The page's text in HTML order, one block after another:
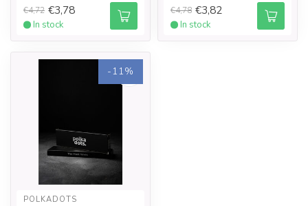
€4,72 €3,78
In stock
€4,78 €3,82
In stock
-11%
POLKADOTS